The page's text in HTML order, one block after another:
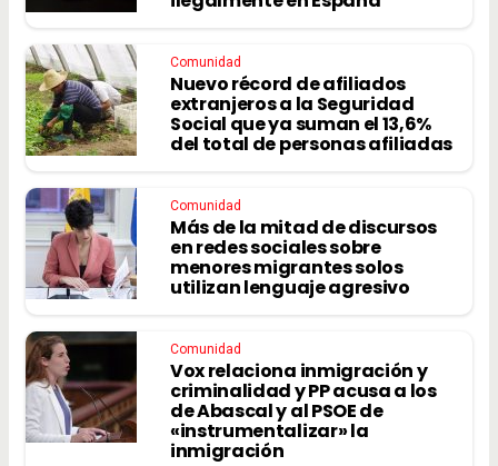
Comunidad
Nuevo récord de afiliados
extranjeros a la Seguridad
Social que ya suman el 13,6%
del total de personas afiliadas
Comunidad
Más de la mitad de discursos
en redes sociales sobre
menores migrantes solos
utilizan lenguaje agresivo
Comunidad
Vox relaciona inmigración y
criminalidad y PP acusa a los
de Abascal y al PSOE de
«instrumentalizar» la
inmigración